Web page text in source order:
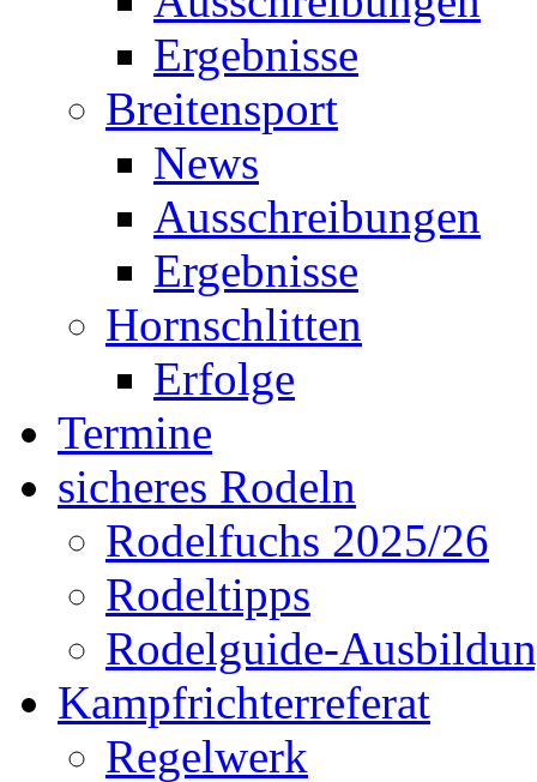
Ergebnisse
Breitensport
News
Ausschreibungen
Ergebnisse
Hornschlitten
Erfolge
Termine
sicheres Rodeln
Rodelfuchs 2025/26
Rodeltipps
Rodelguide-
Kampfrichterreferat
Regelwerk